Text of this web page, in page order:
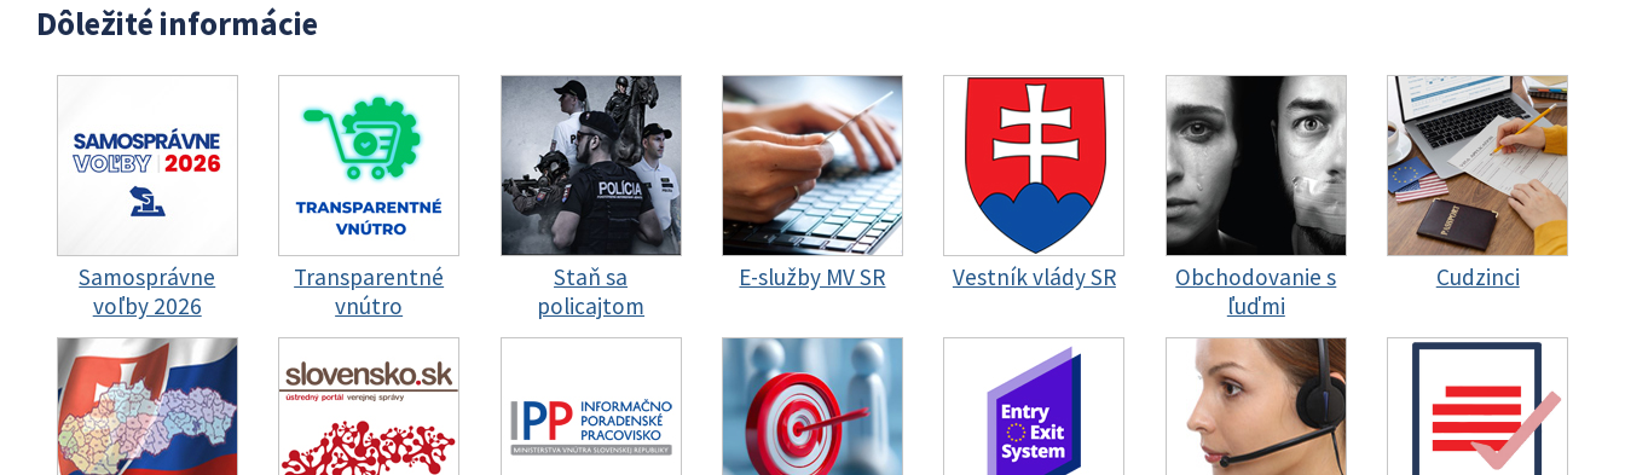
Dôležité informácie
Samosprávne
voľby 2026
Transparentné
vnútro
Staň sa
policajtom
E-služby MV SR Vestník vlády SR
Obchodovanie s
ľuďmi
Cudzinci